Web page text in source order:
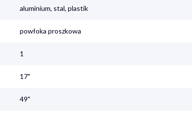
aluminium, stal, plastik
powłoka proszkowa
1
17"
49"